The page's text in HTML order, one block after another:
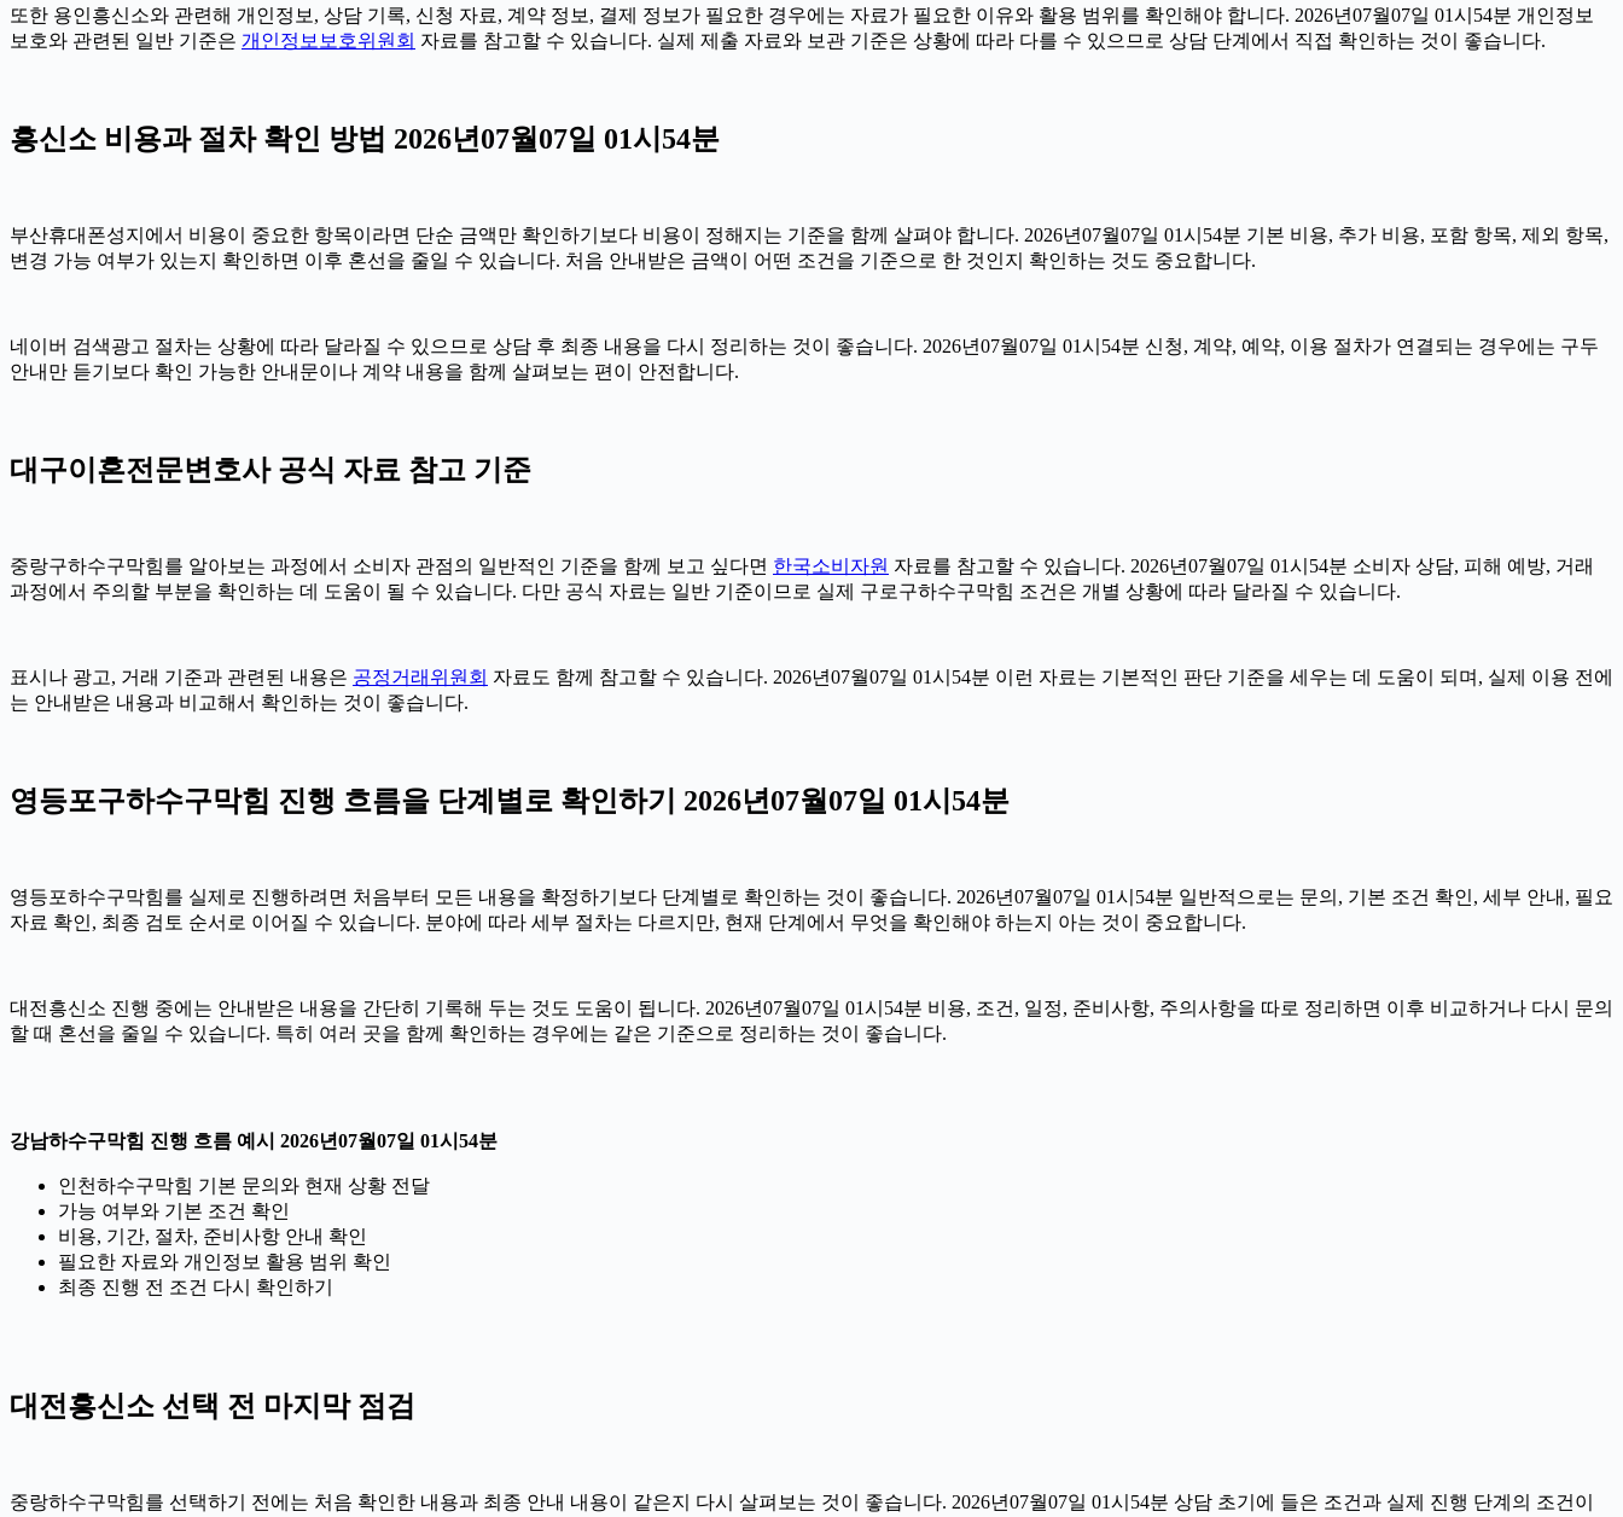
또한 용인흥신소와 관련해 개인정보, 상담 기록, 신청 자료, 계약 정보, 결제 정보가 필요한 경우에는 자료가 필요한 이유와 활용 범위를 확인해야 합니다. 2026년07월07일 01시54분 개인정보
보호와 관련된 일반 기준은 개인정보보호위원회 자료를 참고할 수 있습니다. 실제 제출 자료와 보관 기준은 상황에 따라 다를 수 있으므로 상담 단계에서 직접 확인하는 것이 좋습니다.
흥신소 비용과 절차 확인 방법 2026년07월07일 01시54분
부산휴대폰성지에서 비용이 중요한 항목이라면 단순 금액만 확인하기보다 비용이 정해지는 기준을 함께 살펴야 합니다. 2026년07월07일 01시54분 기본 비용, 추가 비용, 포함 항목, 제외 항목,
변경 가능 여부가 있는지 확인하면 이후 혼선을 줄일 수 있습니다. 처음 안내받은 금액이 어떤 조건을 기준으로 한 것인지 확인하는 것도 중요합니다.
네이버 검색광고 절차는 상황에 따라 달라질 수 있으므로 상담 후 최종 내용을 다시 정리하는 것이 좋습니다. 2026년07월07일 01시54분 신청, 계약, 예약, 이용 절차가 연결되는 경우에는 구두
안내만 듣기보다 확인 가능한 안내문이나 계약 내용을 함께 살펴보는 편이 안전합니다.
대구이혼전문변호사 공식 자료 참고 기준
중랑구하수구막힘를 알아보는 과정에서 소비자 관점의 일반적인 기준을 함께 보고 싶다면 한국소비자원 자료를 참고할 수 있습니다. 2026년07월07일 01시54분 소비자 상담, 피해 예방, 거래
과정에서 주의할 부분을 확인하는 데 도움이 될 수 있습니다. 다만 공식 자료는 일반 기준이므로 실제 구로구하수구막힘 조건은 개별 상황에 따라 달라질 수 있습니다.
표시나 광고, 거래 기준과 관련된 내용은 공정거래위원회 자료도 함께 참고할 수 있습니다. 2026년07월07일 01시54분 이런 자료는 기본적인 판단 기준을 세우는 데 도움이 되며, 실제 이용 전에
는 안내받은 내용과 비교해서 확인하는 것이 좋습니다.
영등포구하수구막힘 진행 흐름을 단계별로 확인하기 2026년07월07일 01시54분
영등포하수구막힘를 실제로 진행하려면 처음부터 모든 내용을 확정하기보다 단계별로 확인하는 것이 좋습니다. 2026년07월07일 01시54분 일반적으로는 문의, 기본 조건 확인, 세부 안내, 필요
자료 확인, 최종 검토 순서로 이어질 수 있습니다. 분야에 따라 세부 절차는 다르지만, 현재 단계에서 무엇을 확인해야 하는지 아는 것이 중요합니다.
대전흥신소 진행 중에는 안내받은 내용을 간단히 기록해 두는 것도 도움이 됩니다. 2026년07월07일 01시54분 비용, 조건, 일정, 준비사항, 주의사항을 따로 정리하면 이후 비교하거나 다시 문의
할 때 혼선을 줄일 수 있습니다. 특히 여러 곳을 함께 확인하는 경우에는 같은 기준으로 정리하는 것이 좋습니다.
강남하수구막힘 진행 흐름 예시 2026년07월07일 01시54분
인천하수구막힘 기본 문의와 현재 상황 전달
가능 여부와 기본 조건 확인
비용, 기간, 절차, 준비사항 안내 확인
필요한 자료와 개인정보 활용 범위 확인
최종 진행 전 조건 다시 확인하기
대전흥신소 선택 전 마지막 점검
중랑하수구막힘를 선택하기 전에는 처음 확인한 내용과 최종 안내 내용이 같은지 다시 살펴보는 것이 좋습니다. 2026년07월07일 01시54분 상담 초기에 들은 조건과 실제 진행 단계의 조건이